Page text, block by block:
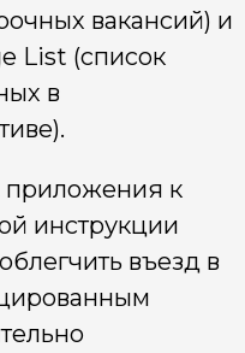
вакансий) и
List (список
в
приложения к
инструкции
въезд в